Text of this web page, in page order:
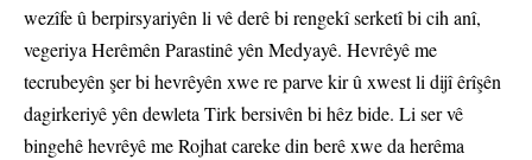
wezîfe û berpirsyariyên li vê derê bi rengekî serketî bi cih anî,
vegeriya Herêmên Parastinê yên Medyayê. Hevrêyê me
tecrubeyên şer bi hevrêyên xwe re parve kir û xwest li dijî êrîşên
dagirkeriyê yên dewleta Tirk bersivên bi hêz bide. Li ser vê
bingehê hevrêyê me Rojhat careke din berê xwe da herêma